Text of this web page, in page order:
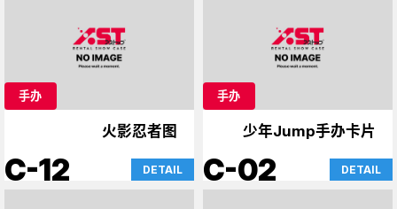
手办
火影忍者图
C-12 DETAIL
手办
少年Jump手办卡片
C-02 DETAIL